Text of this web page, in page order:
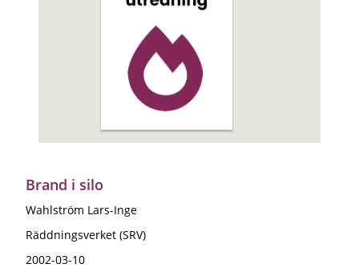
Brand i silo
Wahlström Lars-Inge
Räddningsverket (SRV)
2002-03-10